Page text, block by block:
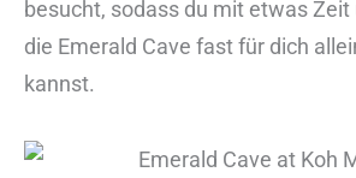
besucht, sodass du mit etwas Zeit
die Emerald Cave fast für dich
kannst.